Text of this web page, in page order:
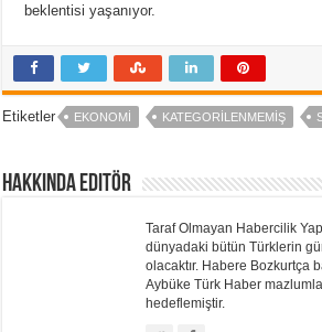
beklentisi yaşanıyor.
Etiketler EKONOMI KATEGORILENMEMIŞ
Hakkında Editör
Taraf Olmayan Habercilik
dünyadaki bütün Türklerin
olacaktır. Habere Bozkurtça
Aybüke Türk Haber
hedeflemiştir.